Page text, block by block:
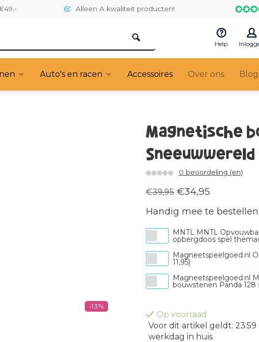
Alleen A kwaliteit producten!
Help
Auto's en racen Accessoires Over ons Blog
-13%
Magnetische
0 beoordeling (en)
€39,95 €34,95
Handig mee te bestellen:
MNTL MNTL
opbergdoos spel
Magneetspeelgoed.nl
11,95)
Magneetspeelgoed.nl
bouwstenen Panda 128
Op voorraad
Voor dit artikel geldt:
werkdag in huis